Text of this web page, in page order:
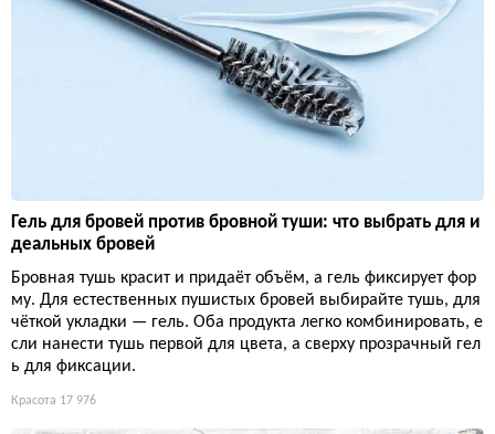
Гель для бровей против бровной туши: что выбрать для и
деальных бровей
Бровная тушь красит и придаёт объём, а гель фиксирует фор
му. Для естественных пушистых бровей выбирайте тушь, для
чёткой укладки — гель. Оба продукта легко комбинировать, е
сли нанести тушь первой для цвета, а сверху прозрачный гел
ь для фиксации.
Красота 17 976